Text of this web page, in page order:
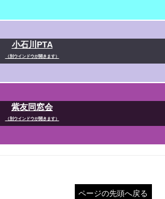
小石川PTA
（別ウインドウが開きます）
紫友同窓会
（別ウインドウが開きます）
ページの先頭へ戻る